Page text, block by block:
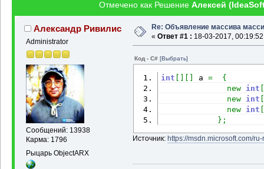
Отмечено как Решение Алексей
Александр Ривилис
Administrator
Сообщений: 13938
Карма: 1796
Рыцарь ObjectARX
Re: Объявление массива
« Ответ #1 : 18-03-2017,
Код - C# [Выбрать]
int a =
{
new int
new int
new int
} ;
Источник: https://msdn.microsoft.com/